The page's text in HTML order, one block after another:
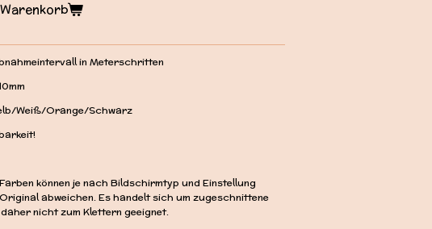
in Meterschritten
Weiß/Orange/Schwarz
können je nach Bildschirmtyp und Einstellung
abweichen. Es handelt sich um zugeschnittene
nicht zum Klettern geeignet.